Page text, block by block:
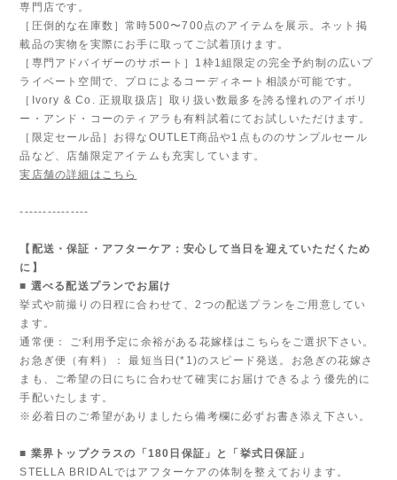
専門店です。
［圧倒的な在庫数］常時500〜700点のアイテムを展示。ネット掲
載品の実物を実際にお手に取ってご試着頂けます。
［専門アドバイザーのサポート］1枠1組限定の完全予約制の広いプ
ライベート空間で、プロによるコーディネート相談が可能です。
［Ivory & Co. 正規取扱店］取り扱い数最多を誇る憧れのアイボリ
ー・アンド・コーのティアラも有料試着にてお試しいただけます。
［限定セール品］お得なOUTLET商品や1点もののサンプルセール
品など、店舗限定アイテムも充実しています。
実店舗の詳細はこちら
---------------
【配送・保証・アフターケア：安心して当日を迎えていただくため
に】
■ 選べる配送プランでお届け
挙式や前撮りの日程に合わせて、2つの配送プランをご用意してい
ます。
通常便： ご利用予定に余裕がある花嫁様はこちらをご選択下さい。
お急ぎ便（有料）： 最短当日(*1)のスピード発送。お急ぎの花嫁さ
まも、ご希望の日にちに合わせて確実にお届けできるよう優先的に
手配いたします。
※必着日のご希望がありましたら備考欄に必ずお書き添え下さい。
■ 業界トップクラスの「180日保証」と「挙式日保証」
STELLA BRIDALではアフターケアの体制を整えております。